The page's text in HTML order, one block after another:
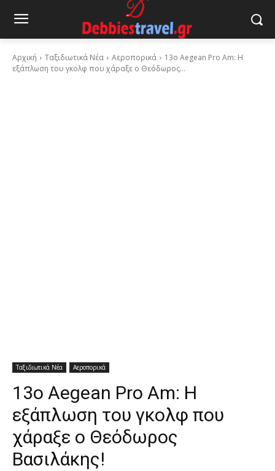
Αρχική Ταξιδιωτικά Νέα Αεροπορικά
13ο Aegean Pro Am: Η
εξάπλωση του γκολφ που χάραξε ο Θεόδωρος...
Ταξιδιωτικά Νέα Αεροπορικά
13ο Aegean Pro Am: Η
εξάπλωση του γκολφ που
χάραξε ο Θεόδωρος
Βασιλάκης!